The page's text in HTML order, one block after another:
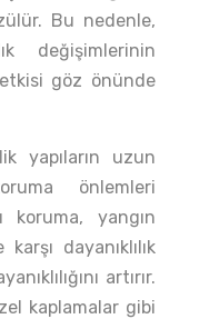
Bu nedenle,
değişimlerinin
göz önünde
yapıların uzun
önlemleri
koruma, yangın
dayanıklılık
artırır.
kaplamalar gibi